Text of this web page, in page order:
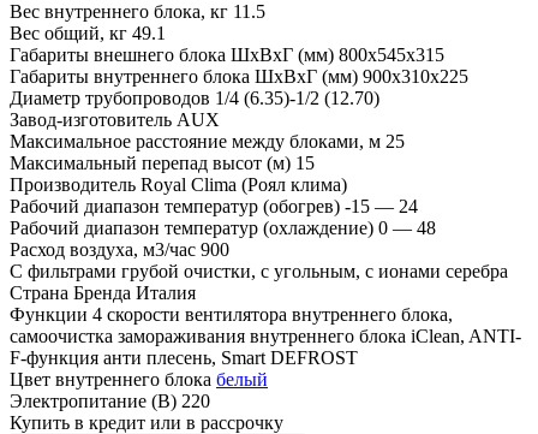
Вес внутреннего блока, кг 11.5
Вес общий, кг 49.1
Габариты внешнего блока ШхВхГ (мм) 800x545x315
Габариты внутреннего блока ШхВхГ (мм) 900x310x225
Диаметр трубопроводов 1/4 (6.35)-1/2 (12.70)
Завод-изготовитель AUX
Максимальное расстояние между блоками, м 25
Максимальный перепад высот (м) 15
Производитель Royal Clima (Роял клима)
Рабочий диапазон температур (обогрев) -15 — 24
Рабочий диапазон температур (охлаждение) 0 — 48
Расход воздуха, м3/час 900
С фильтрами грубой очистки, с угольным, с ионами серебра
Страна Бренда Италия
Функции 4 скорости вентилятора внутреннего блока,
самоочистка замораживания внутреннего блока iClean, ANTI-
F-функция анти плесень, Smart DEFROST
Цвет внутреннего блока белый
Электропитание (В) 220
Купить в кредит или в рассрочку